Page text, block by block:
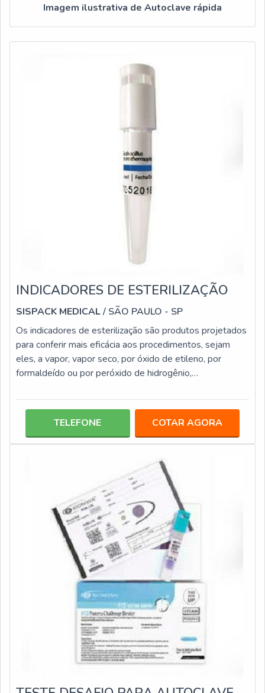
Imagem ilustrativa de Autoclave rápida
INDICADORES DE ESTERILIZAÇÃO
SISPACK MEDICAL/ SÃO PAULO - SP
Os indicadores de esterilização são produtos projetados
para conferir mais eficácia aos procedimentos, sejam
eles, a vapor, vapor seco, por óxido de etileno, por
formaldeído ou por peróxido de hidrogênio,
hospitalares, entre outros locais.Além de determinantes
esterilização também são essenciais para centros
estéticos, que possuem autoclaves para esterilização de
TELEFONE COTAR AGORA